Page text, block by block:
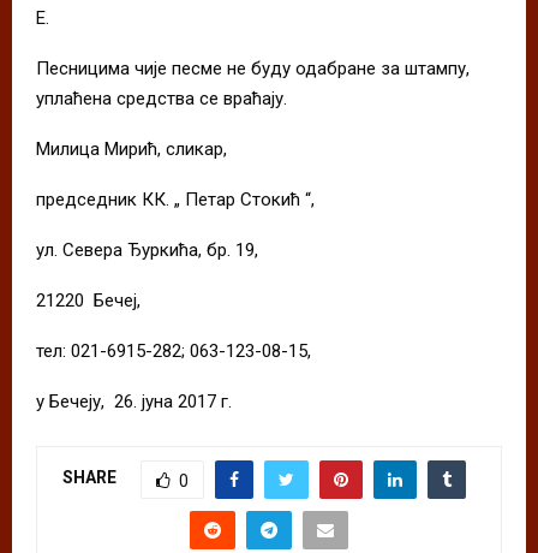
Е.
Песницима чије песме не буду одабране за штампу,
уплаћена средства се враћају.
Милица Мирић, сликар,
председник КК. „ Петар Стокић “,
ул. Севера Ђуркића, бр. 19,
21220 Бечеј,
тел: 021-6915-282; 063-123-08-15,
у Бечеју, 26. јуна 2017 г.
SHARE 0